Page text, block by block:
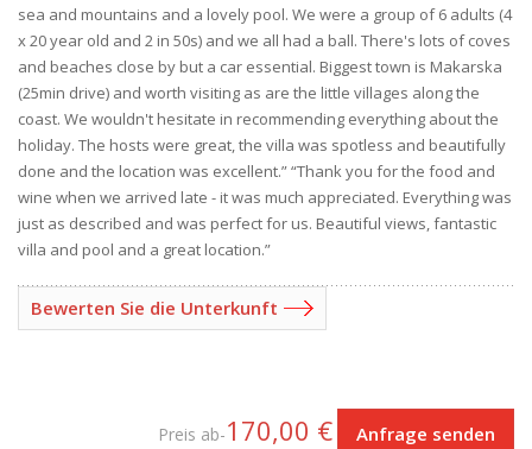
sea and mountains and a lovely pool. We were a group of 6 adults (4
x 20 year old and 2 in 50s) and we all had a ball. There's lots of coves
and beaches close by but a car essential. Biggest town is Makarska
(25min drive) and worth visiting as are the little villages along the
coast. We wouldn't hesitate in recommending everything about the
holiday. The hosts were great, the villa was spotless and beautifully
done and the location was excellent.” “Thank you for the food and
wine when we arrived late - it was much appreciated. Everything was
just as described and was perfect for us. Beautiful views, fantastic
villa and pool and a great location.”
Bewerten Sie die Unterkunft
Preis ab-170,00 € Anfrage senden